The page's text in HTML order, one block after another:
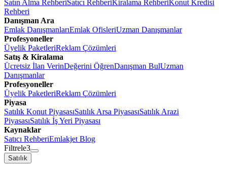
Satın Alma RehberiSatıcı RehberiKiralama RehberiKonut Kredisi
Rehberi
Danışman Ara
Emlak DanışmanlarıEmlak OfisleriUzman Danışmanlar
Profesyoneller
Üyelik PaketleriReklam Çözümleri
Satış & Kiralama
Ücretsiz İlan VerinDeğerini ÖğrenDanışman BulUzman
Danışmanlar
Profesyoneller
Üyelik PaketleriReklam Çözümleri
Piyasa
Satılık Konut PiyasasıSatılık Arsa PiyasasıSatılık Arazi
PiyasasıSatılık İş Yeri Piyasası
Kaynaklar
Satıcı RehberiEmlakjet Blog
Filtrele3
Satılık